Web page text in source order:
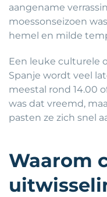
aangename
moessonseizoen
hemel en milde
Een leuke culturele
Spanje wordt veel
meestal rond 14.00
was dat vreemd,
pasten ze zich snel
Waarom